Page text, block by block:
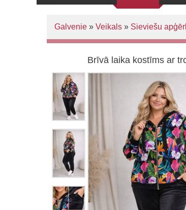
Galvenie » Veikals » Sieviešu
Brīvā laika kostīms ar